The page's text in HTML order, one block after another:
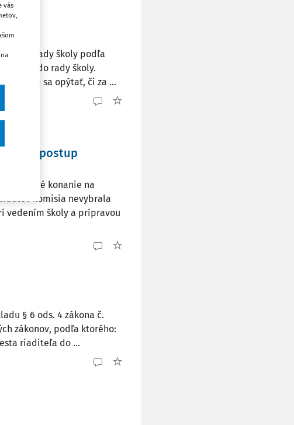
novej rady školy podľa
voľby do rady školy.
Chcem sa opýtať, či za ...
ďalší postup
výberové konanie na
komisia nevybrala
vedením školy a prípravou
§ 6 ods. 4 zákona č.
zákonov, podľa ktorého:
riaditeľa do ...
vás